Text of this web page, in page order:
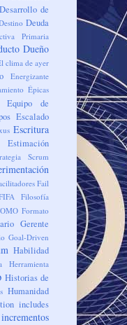
Desarrollo de
Deuda
Primaria
Dueño
clima de ayer
Energizante
Épicas
Equipo de
Escalado
Escritura
Estimación
Scrum
Fail
Filosofía
Formato
Gerente
Goal-Driven
Habilidad
Herramienta
Historias de
Humanidad
includes
incrementos